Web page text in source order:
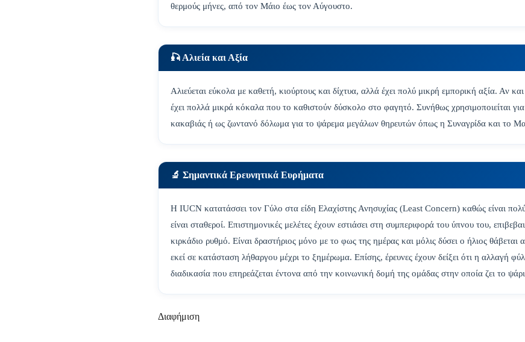
θερμούς μήνες, από τον Μάιο έως τον Αύγουστο.
🎣 Αλιεία και Αξία
Αλιεύεται εύκολα με καθετή, κιούρτους και δίχτυα, αλλά έχει πολύ μικρή εμπορική αξία. Αν
έχει πολλά μικρά κόκαλα που το καθιστούν δύσκολο στο φαγητό. Συνήθως χρησιμοποιείται
κακαβιάς ή ως ζωντανό δόλωμα για το ψάρεμα μεγάλων θηρευτών όπως η Συναγρίδα και το
🔬 Σημαντικά Ερευνητικά Ευρήματα
Η IUCN κατατάσσει τον Γύλο στα είδη Ελαχίστης Ανησυχίας (Least Concern) καθώς είναι
είναι σταθεροί. Επιστημονικές μελέτες έχουν εστιάσει στη συμπεριφορά του ύπνου του,
κιρκάδιο ρυθμό. Είναι δραστήριος μόνο με το φως της ημέρας και μόλις δύσει ο ήλιος
εκεί σε κατάσταση λήθαργου μέχρι το ξημέρωμα. Επίσης, έρευνες έχουν δείξει ότι η αλλαγή
διαδικασία που επηρεάζεται έντονα από την κοινωνική δομή της ομάδας στην οποία ζει το
Διαφήμιση